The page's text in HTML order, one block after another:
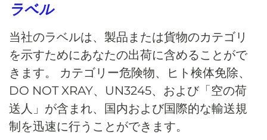
ラベル
当社のラベルは、製品または貨物のカテゴリ
を示すためにあなたの出荷に含めることがで
きます。 カテゴリー危険物、ヒト検体免除、
DO NOT XRAY、UN3245、および「空の荷
送人」が含まれ、国内および国際的な輸送規
制を迅速に行うことができます。